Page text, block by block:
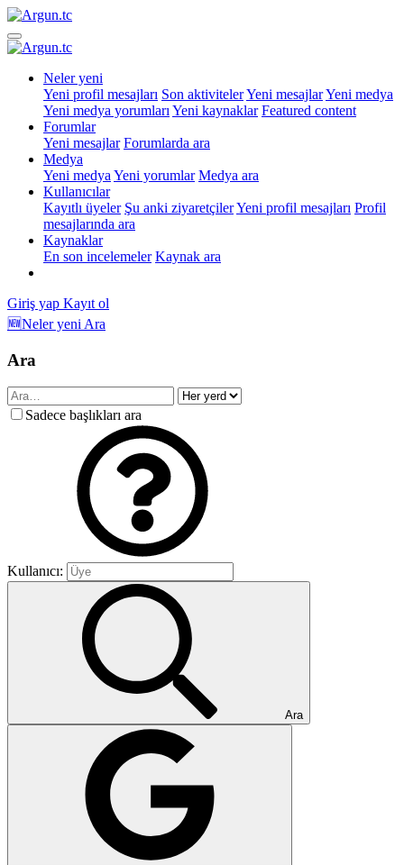
Neler yeni
Yeni profil mesajları Son aktivitelerYeni mesajlarYeni medya
Yeni medya yorumları Yeni kaynaklar Featured content
Forumlar
Yeni mesajlar Forumlarda ara
Medya
Yeni medya Yeni yorumlar Medya ara
Kullanıcılar
Kayıtlı üyeler Şu anki ziyaretçilerYeni profil mesajları Profil
mesajlarında ara
Kaynaklar
En son incelemeler Kaynak ara
Giriş yap Kayıt ol
🆕Neler yeni Ara
Ara
Sadece başlıkları ara
Kullanıcı:
Ara